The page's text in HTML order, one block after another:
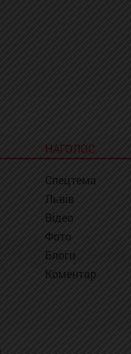
НАГОЛОС
Спецтема
Львів
Відео
Фото
Блоги
Коментар